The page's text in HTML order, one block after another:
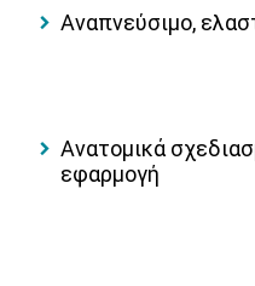
Αναπνεύσιμο,
Ανατομικά
εφαρμογή